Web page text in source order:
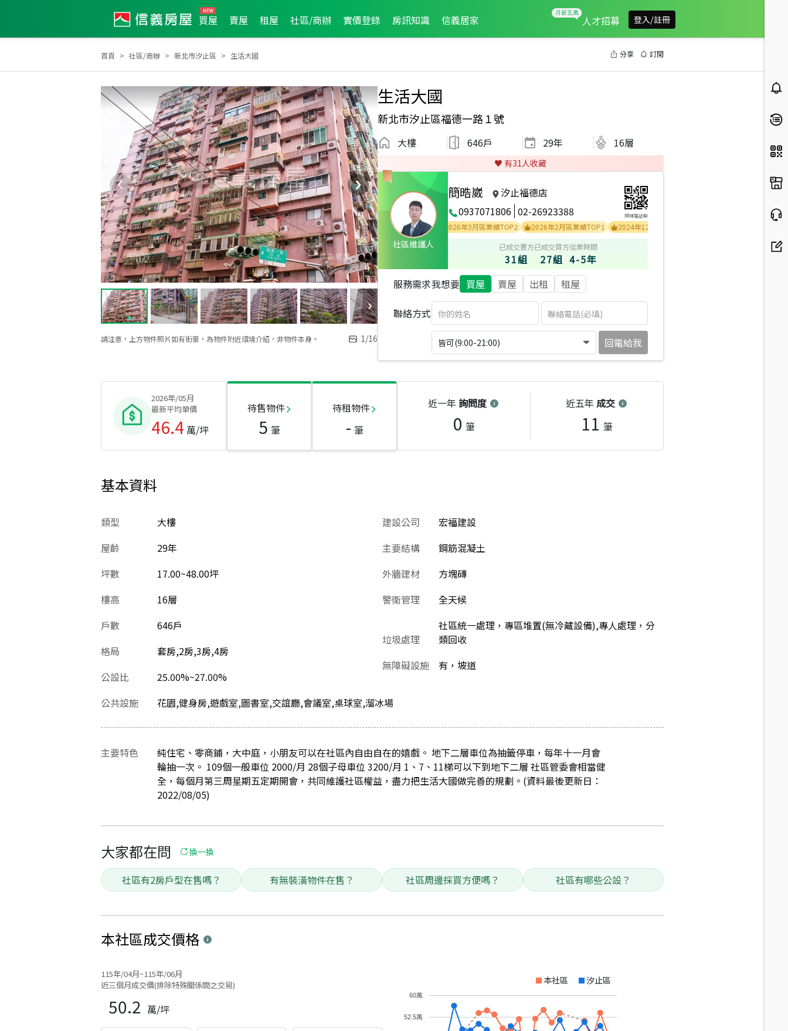
買屋 賣屋 租屋 社區/商辦 實價登錄 房訊知識 信義居家 人才招募 登入/註冊
首頁 社區/商辦 新北市汐止區 生活大國 分享 訂閱
請注意，上方物件照片如有街景，為物件附近環境介紹，非物件本身。 1/16
生活大國
新北市汐止區福德一路１號
大樓 646戶 29年 16層
♥️ 有31人收藏
社區維護人
簡晧崴
汐止福德店
0937071806 02-26923388 掃碼電話聊
2026年3月區業績TOP2 2026年2月區業績TOP1 2024年12月區業績TOP2
已成交賣方
31組
已成交買方
27組
從業時間
4-5年
服務需求我想要 買屋 賣屋 出租 租屋
聯絡方式
皆可(9:00-21:00) 回電給我
2026年/05月
最新平均單價
46.4 萬/坪
待售物件
5 筆
待租物件
- 筆
近一年 詢問度
0 筆
近五年 成交
11 筆
基本資料
類型
大樓
屋齡
29年
坪數
17.00~48.00坪
樓高
16層
戶數
646戶
格局
套房,2房,3房,4房
公設比
25.00%~27.00%
建設公司
宏福建設
主要結構
鋼筋混凝土
外牆建材
方塊磚
警衛管理
全天候
垃圾處理
社區統一處理，專區堆置(無冷藏設備),專人處理，分
類回收
無障礙設施
有，坡道
公共設施 花園,健身房,遊戲室,圖書室,交誼廳,會議室,桌球室,溜冰場
主要特色
純住宅、零商鋪，大中庭，小朋友可以在社區內自由自在的嬉戲。 地下二層車位為抽籤停車，每年十一月會
輪抽一次。 109個一般車位 2000/月 28個子母車位 3200/月 1、7、11梯可以下到地下二層 社區管委會相當健
全，每個月第三周星期五定期開會，共同維護社區權益，盡力把生活大國做完善的規劃。(資料最後更新日：
2022/08/05)
大家都在問 換一換
社區有2房戶型在售嗎？ 有無裝潢物件在售？ 社區周邊採買方便嗎？ 社區有哪些公設？
本社區成交價格
115年/04月~115年/06月
近三個月成交價(排除特殊關係間之交易)
50.2 萬/坪
本社區 汐止區
52.5萬
60萬